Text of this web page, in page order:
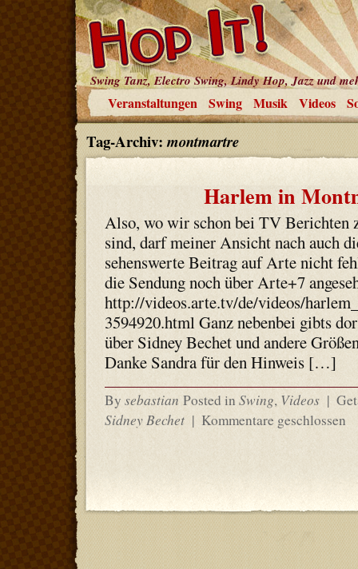
Swing Tanz, Electro Swing, Lindy Hop, Jazz und
Veranstaltungen Swing Musik Videos
Tag-Archiv:montmartre
Harlem in
Also, wo wir schon bei TV Berichten
sind, darf meiner Ansicht nach auch
sehenswerte Beitrag auf Arte nicht
die Sendung noch über Arte+7
http://videos.arte.tv/de/videos/
3594920.html Ganz nebenbei gibts
über Sidney Bechet und andere
Danke Sandra für den Hinweis […]
By sebastian Posted in Swing, Videos |
Sidney Bechet | Kommentare geschlossen